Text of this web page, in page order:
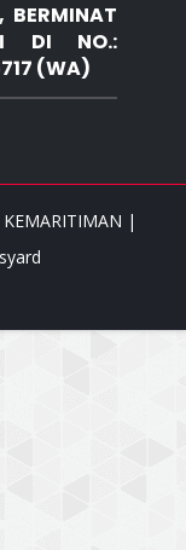
BERMINAT
DI NO.:
(WA)
|